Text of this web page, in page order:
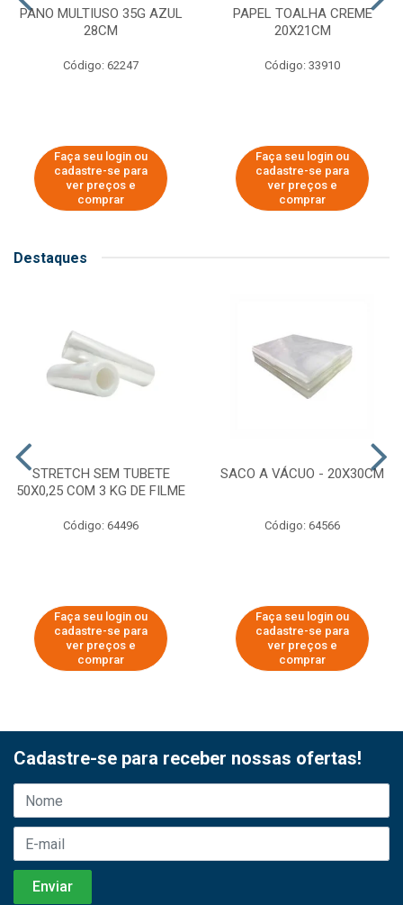
PANO MULTIUSO 35G AZUL
28CM
Código: 62247
Faça seu login ou
cadastre-se para
ver preços e
comprar
PAPEL TOALHA CREME
20X21CM
Código: 33910
Faça seu login ou
cadastre-se para
ver preços e
comprar
Destaques
STRETCH SEM TUBETE
50X0,25 COM 3 KG DE FILME
Código: 64496
Faça seu login ou
cadastre-se para
ver preços e
comprar
SACO A VÁCUO - 20X30CM
Código: 64566
Faça seu login ou
cadastre-se para
ver preços e
comprar
Cadastre-se para receber nossas ofertas!